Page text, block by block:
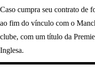
Caso cumpra seu contrato de
ao fim do vínculo com o
clube, com um título da
Inglesa.